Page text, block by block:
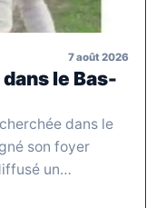
7 août 2026
le Bas-
dans le
son foyer
un…